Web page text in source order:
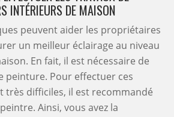
INTÉRIEURS DE MAISON
peuvent aider les propriétaires
un meilleur éclairage au niveau
En fait, il est nécessaire de
peinture. Pour effectuer ces
très difficiles, il est recommandé
Ainsi, vous avez la